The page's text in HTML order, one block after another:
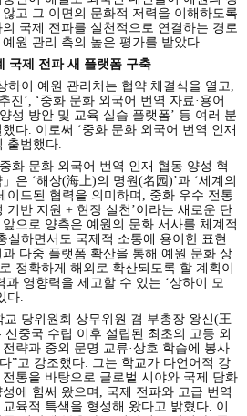
고 그 이면의 문화적 저력을 이해하도록
국제 전파를 실천적으로 연결하는 경로
원 관리 측의 높은 평가를 받았다.
국제 전파 새 플랫폼 구축
하이 예원 관리처는 협약 체결식을 열고,
진’, ‘중화 문화 외국어 번역 자료·용어
성 방안 및 교육 실습 플랫폼’ 등 여러 분
다. 이로써 ‘중화 문화 외국어 번역 인재
출범했다.
화 문화 외국어 번역 인재 협동 양성 혁
은 ‘해상(海上)의 명원(名园)’과 ‘세계의
이드된 협력을 의미하며, 중화 우수 전통
기반 지원 + 현장 실천’이라는 새로운 단
으로 양측은 예원의 문화 서사를 체계적
실하면서도 국제적 소통에 용이한 표현
다중 플랫폼 확산을 통해 예원 문화 상
정확하게 해외로 확산되도록 할 계획이
영향력을 제고할 수 있는 ‘상하이 모
다.
당위원회 상무위원 겸 부총장 왕신(王
중국 수립 이후 설립된 최초의 고등 외
략과 중외 문명 교류·상호 학습에 봉사
”고 강조했다. 그는 학교가 다언어적 강
통을 바탕으로 글로벌 시야와 국제 담화
에 힘써 왔으며, 국제 전파와 고급 번역
육적 특색을 형성해 왔다고 밝혔다. 이